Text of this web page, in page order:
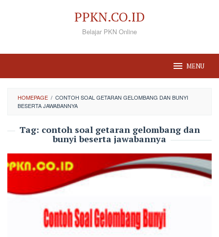
PPKN.CO.ID
Belajar PKN Online
MENU
HOMEPAGE / CONTOH SOAL GETARAN GELOMBANG DAN BUNYI
BESERTA JAWABANNYA
Tag: contoh soal getaran gelombang dan
bunyi beserta jawabannya